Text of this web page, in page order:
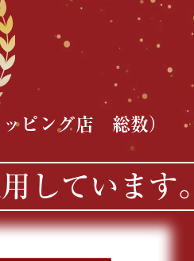
ッピング店 総数）
しています。